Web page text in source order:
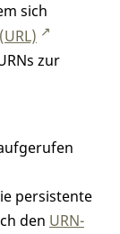
sich
zur
persistente
den URN-